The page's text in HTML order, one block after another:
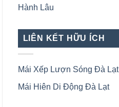
Hành Lâu
LIÊN KẾT HỮU ÍCH
Mái Xếp Lượn Sóng Đà Lạt
Mái Hiên Di Động Đà Lạt